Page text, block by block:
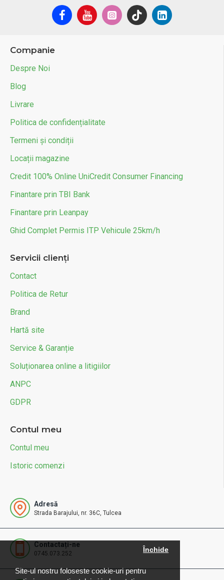
Site-ul nostru foloseste cookie-uri pentru
Închide
Companie
Despre Noi
Blog
Livrare
Politica de confidențialitate
Termeni și condiții
Locații magazine
Credit 100% Online UniCredit Consumer Financing
Finantare prin TBI Bank
Finantare prin Leanpay
Ghid Complet Permis ITP Vehicule 25km/h
Servicii clienți
Contact
Politica de Retur
Brand
Hartă site
Service & Garanție
Soluționarea online a litigiilor
ANPC
GDPR
Contul meu
Contul meu
Istoric comenzi
Adresă
Strada Barajului, nr. 36C, Tulcea
Contactați-ne
0745.073.252